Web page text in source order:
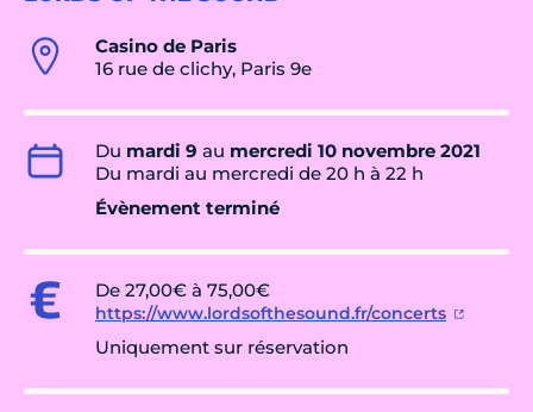
Casino de Paris
16 rue de clichy, Paris 9e
Du mardi 9 au mercredi 10 novembre 2021
Du mardi au mercredi de 20 h à 22 h
Évènement terminé
De 27,00€ à 75,00€
https://www.lordsofthesound.fr/concerts
Uniquement sur réservation